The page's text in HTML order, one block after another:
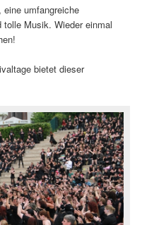
eine umfangreiche
Musik. Wieder einmal
bietet dieser